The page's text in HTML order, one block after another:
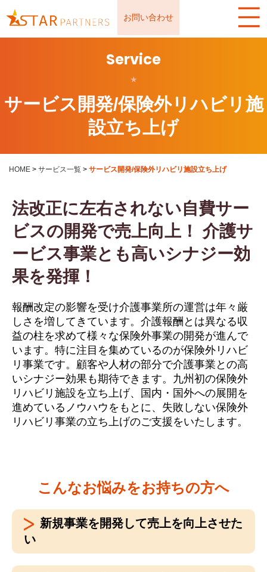
お問い合わせ
Service
★
サービス開発/保険外リハビリ施
設立ち上げ
HOME > サービス一覧 > サービス開発/保険外リハビリ施設立ち上げ
法改正に左右されない自費サー
ビスの開発で売上向上！ 介護サ
ービス事業とも高いシナジー効
果を発揮！
報酬改定の影響を受け介護事業所の運営は年々厳
しさを増してきています。介護報酬とは異なる収
益の柱を求めて様々な保険外事業の開発が進んで
います。特に注目を集めているのが保険外リハビ
リ事業です。顧客や人材の部分で介護事業との高
いシナジー効果も期待できます。九州初の保険外
リハビリ施設を立ち上げ、国内・国外への展開を
進めているノウハウをもとに、失敗しない保険外
リハビリ事業の立ち上げのご支援をいたします。
こんなお悩みをお持ちの方へ
新規事業を開発して売上を向上させた
い